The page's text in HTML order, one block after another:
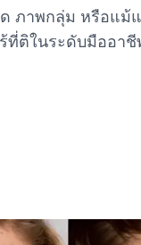
ด ภาพกลุ่ม หรือแม้
ที่ติในระดับมืออาชี